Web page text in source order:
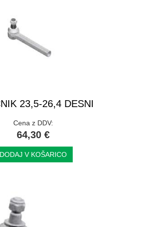
23,5-26,4 DESNI
Cena z DDV:
64,30 €
DODAJ V KOŠARICO